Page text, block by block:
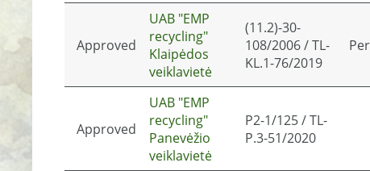
Approved
UAB "EMP
recycling"
Klaipėdos
veiklavietė
(11.2)-30-
108/2006 / TL-
KL.1-76/2019
Approved
UAB "EMP
recycling"
Panevėžio
veiklavietė
P2-1/125 / TL-
P.3-51/2020